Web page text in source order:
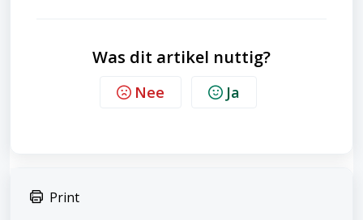
Was dit artikel nuttig?
Nee Ja
Print